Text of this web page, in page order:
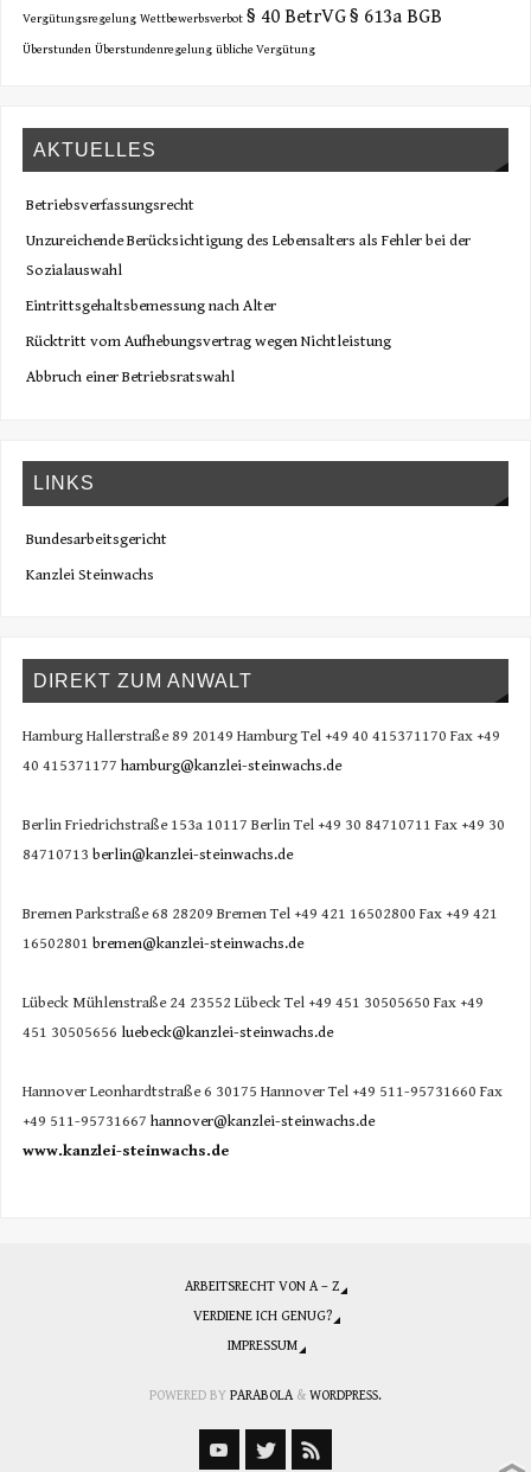
Vergütungsregelung Wettbewerbsverbot § 40 BetrVG§ 613a BGB
Überstunden Überstundenregelung übliche Vergütung
AKTUELLES
Betriebsverfassungsrecht
Unzureichende Berücksichtigung des Lebensalters als Fehler bei der
Sozialauswahl
Eintrittsgehaltsbemessung nach Alter
Rücktritt vom Aufhebungsvertrag wegen Nichtleistung
Abbruch einer Betriebsratswahl
LINKS
Bundesarbeitsgericht
Kanzlei Steinwachs
DIREKT ZUM ANWALT
Hamburg Hallerstraße 89 20149 Hamburg Tel +49 40 415371170 Fax +49
40 415371177 hamburg@kanzlei-steinwachs.de
Berlin Friedrichstraße 153a 10117 Berlin Tel +49 30 84710711 Fax +49 30
84710713 berlin@kanzlei-steinwachs.de
Bremen Parkstraße 68 28209 Bremen Tel +49 421 16502800 Fax +49 421
16502801 bremen@kanzlei-steinwachs.de
Lübeck Mühlenstraße 24 23552 Lübeck Tel +49 451 30505650 Fax +49
451 30505656 luebeck@kanzlei-steinwachs.de
Hannover Leonhardtstraße 6 30175 Hannover Tel +49 511-95731660 Fax
+49 511-95731667 hannover@kanzlei-steinwachs.de
www.kanzlei-steinwachs.de
ARBEITSRECHT VON A – Z
VERDIENE ICH GENUG?
IMPRESSUM
POWERED BY PARABOLA& WORDPRESS.